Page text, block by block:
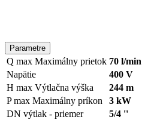
Parametre
Q max Maximálny prietok 70 l/min
Napätie
400 V
H max Výtlačna výška
244 m
P max Maximálny príkon
3 kW
DN výtlak - priemer
5/4 ''